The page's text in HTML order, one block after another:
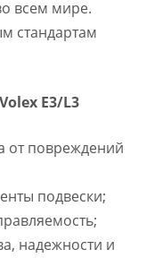
всем мире.
стандартам
E3/L3
от повреждений
подвески;
надежности и